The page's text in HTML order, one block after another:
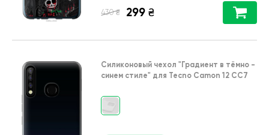
430 ₴ 299 ₴
Силиконовый чехол "Градиент в тёмно -
синем стиле" для Tecno Camon 12 CC7